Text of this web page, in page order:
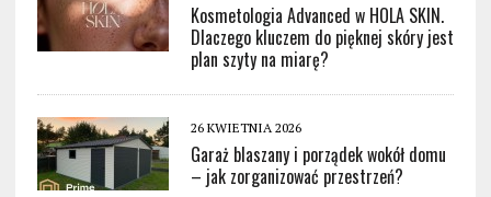
Kosmetologia Advanced w HOLA SKIN.
Dlaczego kluczem do pięknej skóry jest
plan szyty na miarę?
26 KWIETNIA 2026
Garaż blaszany i porządek wokół domu
– jak zorganizować przestrzeń?